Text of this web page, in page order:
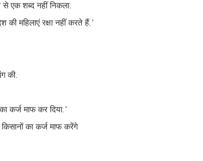
एक शब्द नहीं निकला.
की महिलाएं रक्षा नहीं करते हैं.’
की.
कर्ज माफ कर दिया.’
का कर्ज माफ करेंगे